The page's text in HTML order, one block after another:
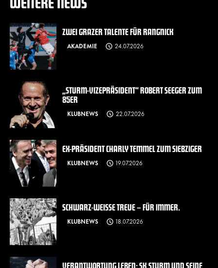
ZWEI GRAZER TALENTE FÜR RANGNICK
AKADEMIE 24.07.2026
„STURM-VIZEPRÄSIDENT“ ROBERT SEEGER ZUM
85ER
KLUBNEWS 22.07.2026
EX-PRÄSIDENT CHARLY TEMMEL ZUM SIEBZIGER
KLUBNEWS 19.07.2026
SCHWARZ-WEISSE TREUE – FÜR IMMER.
KLUBNEWS 18.07.2026
VERANTWORTUNG LEBEN: SK STURM UND SEINE